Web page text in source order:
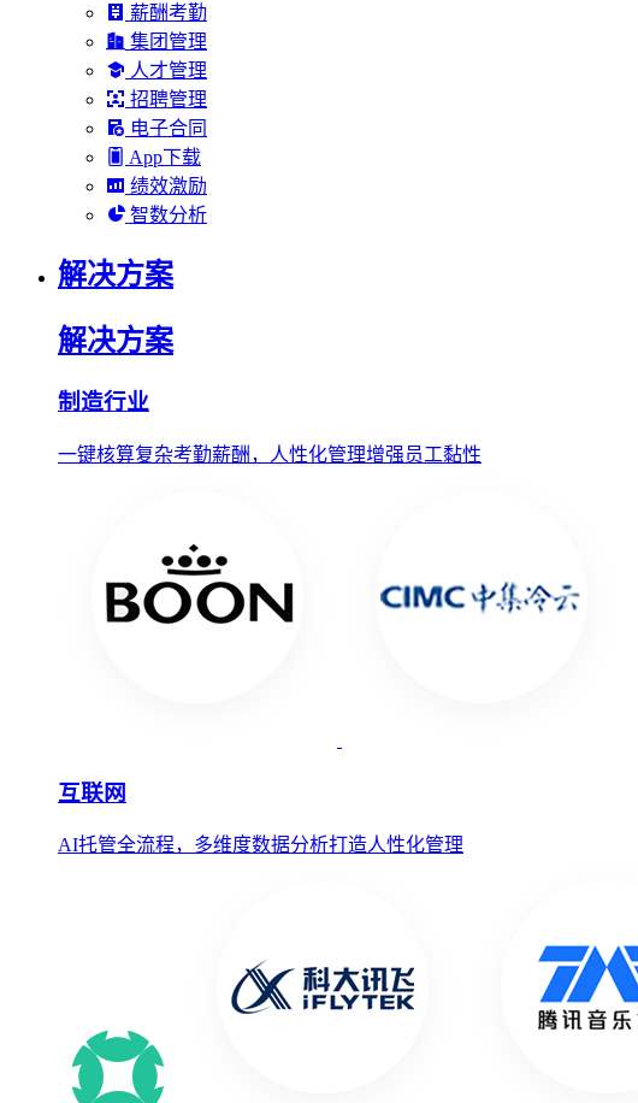
薪酬考勤
集团管理
人才管理
招聘管理
电子合同
App下载
绩效激励
智数分析
解决方案
解决方案
制造行业
一键核算复杂考勤薪酬，人性化管理增强员工黏性
互联网
AI托管全流程，多维度数据分析打造人性化管理